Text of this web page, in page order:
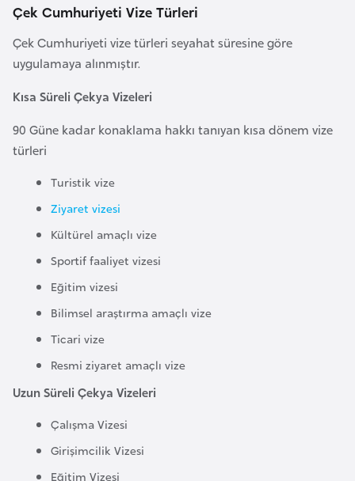
Çek Cumhuriyeti Vize Türleri
Çek Cumhuriyeti vize türleri seyahat süresine göre
uygulamaya alınmıştır.
Kısa Süreli Çekya Vizeleri
90 Güne kadar konaklama hakkı tanıyan kısa dönem vize
türleri
Turistik vize
Ziyaret vizesi
Kültürel amaçlı vize
Sportif faaliyet vizesi
Eğitim vizesi
Bilimsel araştırma amaçlı vize
Ticari vize
Resmi ziyaret amaçlı vize
Uzun Süreli Çekya Vizeleri
Çalışma Vizesi
Girişimcilik Vizesi
Eğitim Vizesi
a
h
e
y
e